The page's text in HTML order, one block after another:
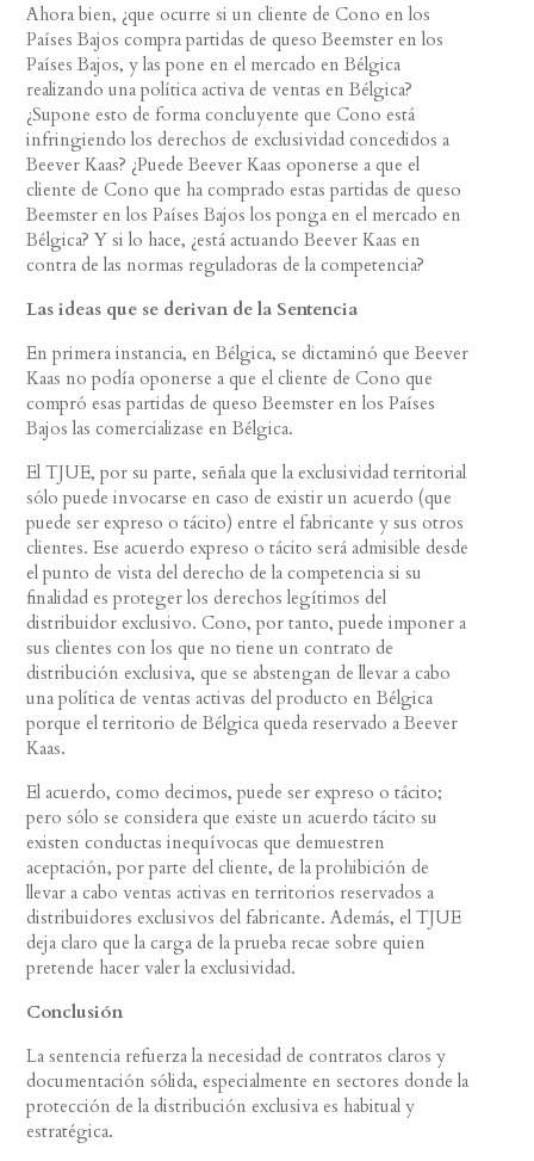
Ahora bien, ¿que ocurre si un cliente de Cono en los
Países Bajos compra partidas de queso Beemster en los
Países Bajos, y las pone en el mercado en Bélgica
realizando una política activa de ventas en Bélgica?
¿Supone esto de forma concluyente que Cono está
infringiendo los derechos de exclusividad concedidos a
Beever Kaas? ¿Puede Beever Kaas oponerse a que el
cliente de Cono que ha comprado estas partidas de queso
Beemster en los Países Bajos los ponga en el mercado en
Bélgica? Y si lo hace, ¿está actuando Beever Kaas en
contra de las normas reguladoras de la competencia?
Las ideas que se derivan de la Sentencia
En primera instancia, en Bélgica, se dictaminó que Beever
Kaas no podía oponerse a que el cliente de Cono que
compró esas partidas de queso Beemster en los Países
Bajos las comercializase en Bélgica.
El TJUE, por su parte, señala que la exclusividad territorial
sólo puede invocarse en caso de existir un acuerdo (que
puede ser expreso o tácito) entre el fabricante y sus otros
clientes. Ese acuerdo expreso o tácito será admisible desde
el punto de vista del derecho de la competencia si su
finalidad es proteger los derechos legítimos del
distribuidor exclusivo. Cono, por tanto, puede imponer a
sus clientes con los que no tiene un contrato de
distribución exclusiva, que se abstengan de llevar a cabo
una política de ventas activas del producto en Bélgica
porque el territorio de Bélgica queda reservado a Beever
Kaas.
El acuerdo, como decimos, puede ser expreso o tácito;
pero sólo se considera que existe un acuerdo tácito su
existen conductas inequívocas que demuestren
aceptación, por parte del cliente, de la prohibición de
llevar a cabo ventas activas en territorios reservados a
distribuidores exclusivos del fabricante. Además, el TJUE
deja claro que la carga de la prueba recae sobre quien
pretende hacer valer la exclusividad.
Conclusión
La sentencia refuerza la necesidad de contratos claros y
documentación sólida, especialmente en sectores donde la
protección de la distribución exclusiva es habitual y
estratégica.